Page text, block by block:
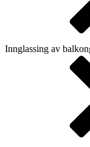
Innglassing av